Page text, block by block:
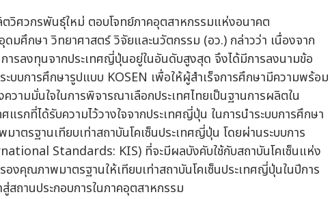
มศึกษา วิทยาศาสตร์ วิจัยและนวัตกรรม (อว.) กล่าวว่า เนื่องจาก
รลงทุนจากประเทศญี่ปุ่นอยู่ในอันดับสูงสุด จึงได้มีการลงนามข้อ
บบการศึกษารูปแบบ KOSEN เพื่อให้ผู้สำเร็จการศึกษามีความพร้อม
วามมั่นใจในการพิจารณาเลือกประเทศไทยเป็นฐานการผลิตใน
แรกที่ได้รับความไว้วางใจจากประเทศญี่ปุ่น ในการนำระบบการศึกษา
รฐานเทียบเท่าสถาบันโคเซ็นประเทศญี่ปุ่น โดยผ่านระบบการ
Standards: KIS) ที่จะมีผลบังคับใช้กับสถาบันโคเซ็นแห่ง
องคุณภาพมาตรฐานให้เทียบเท่าสถาบันโคเซ็นประเทศญี่ปุ่นในปีการ
สถานประกอบการในภาคอุตสาหกรรม